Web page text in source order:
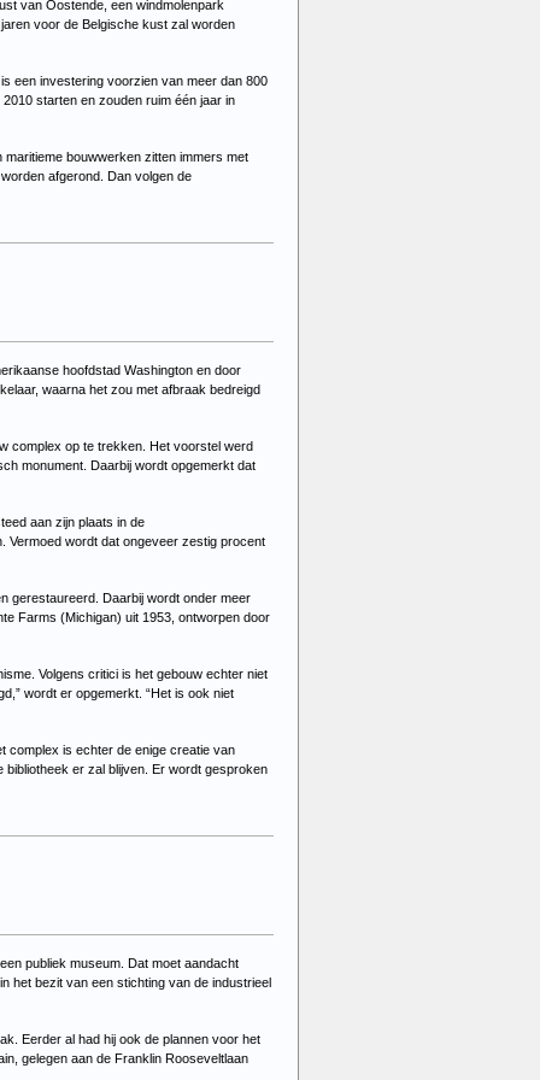
van Oostende, een windmolenpark
voor de Belgische kust zal worden
een investering voorzien van meer dan 800
starten en zouden ruim één jaar in
bouwwerken zitten immers met
afgerond. Dan volgen de
hoofdstad Washington en door
waarna het zou met afbraak bedreigd
complex op te trekken. Het voorstel werd
monument. Daarbij wordt opgemerkt dat
aan zijn plaats in de
Vermoed wordt dat ongeveer zestig procent
gerestaureerd. Daarbij wordt onder meer
Farms (Michigan) uit 1953, ontworpen door
Volgens critici is het gebouw echter niet
wordt er opgemerkt. “Het is ook niet
complex is echter de enige creatie van
er zal blijven. Er wordt gesproken
publiek museum. Dat moet aandacht
het bezit van een stichting van de industrieel
Eerder al had hij ook de plannen voor het
gelegen aan de Franklin Rooseveltlaan